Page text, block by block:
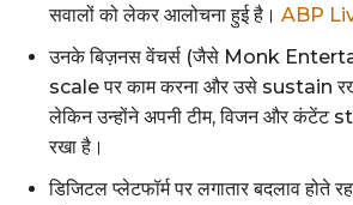
सवालों को लेकर आलोचना हुई है। ABP
उनके बिज़नस वेंचर्स (जैसे Monk
scale पर काम करना और उसे sustain
लेकिन उन्होंने अपनी टीम, विजन और
रखा है।
डिजिटल प्लेटफॉर्म पर लगातार बदलाव होते